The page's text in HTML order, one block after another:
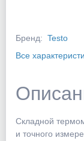
Бренд: Testo
Все
Складной
и точного